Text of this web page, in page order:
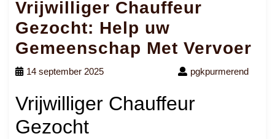
Vrijwilliger Chauffeur
Gezocht: Help uw
Gemeenschap Met Vervoer
14 september 2025 pgkpurmerend
Vrijwilliger Chauffeur
Gezocht